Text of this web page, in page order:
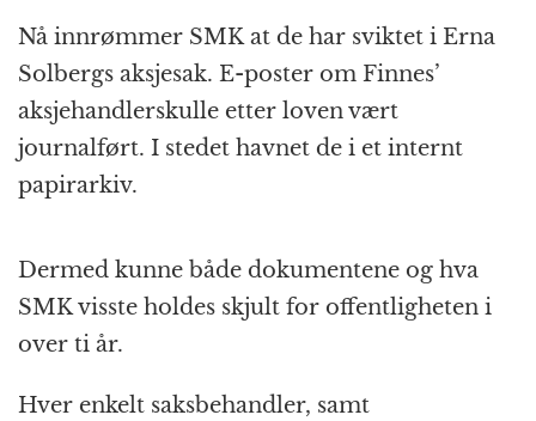
Nå innrømmer SMK at de har sviktet i Erna
Solbergs aksjesak. E-poster om Finnes’
aksjehandlerskulle etter loven vært
journalført. I stedet havnet de i et internt
papirarkiv.
Dermed kunne både dokumentene og hva
SMK visste holdes skjult for offentligheten i
over ti år.
Hver enkelt saksbehandler, samt